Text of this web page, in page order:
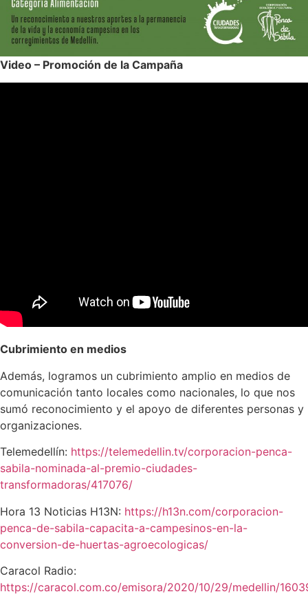
Video – Promoción de la Campaña
Cubrimiento en medios
Además, logramos un cubrimiento amplio en medios de
comunicación tanto locales como nacionales, lo que nos
sumó reconocimiento y el apoyo de diferentes personas y
organizaciones.
Telemedellín: https://telemedellin.tv/corporacion-penca-
sabila-nominada-al-premio-ciudades-
transformadoras/417076/
Hora 13 Noticias H13N: https://h13n.com/corporacion-
penca-de-sabila-capacita-a-campesinos-en-la-
conversion-de-huertas-agroecologicas/
Caracol Radio:
https://caracol.com.co/emisora/2020/10/29/medellin/